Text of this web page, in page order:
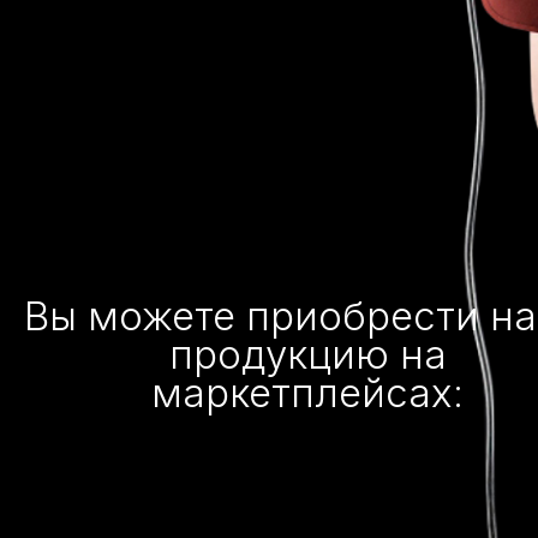
Вы можете приобрести
продукцию на
маркетплейсах: